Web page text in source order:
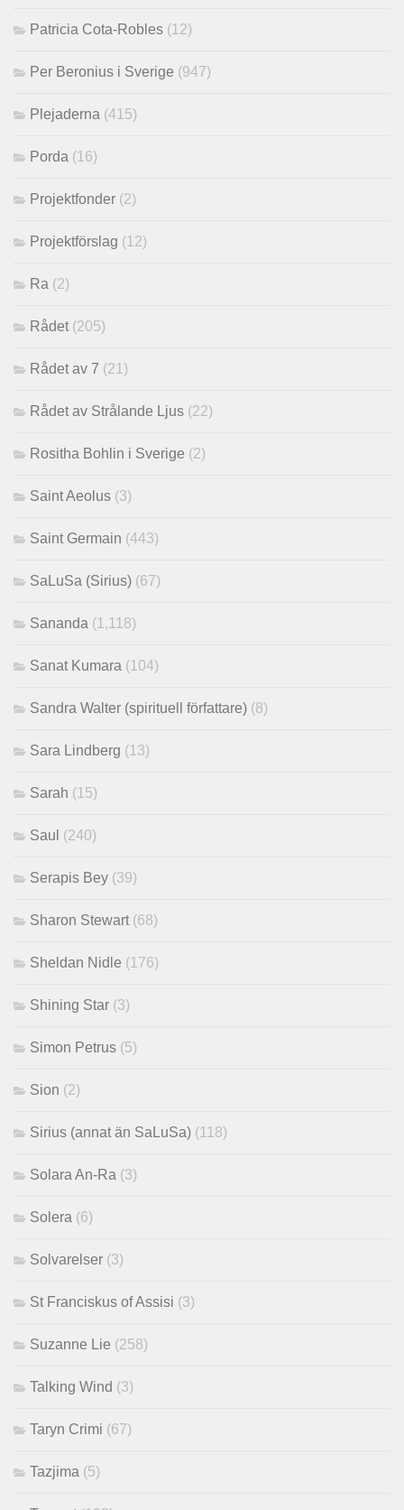
Patricia Cota-Robles (12)
Per Beronius i Sverige (947)
Plejaderna (415)
Porda (16)
Projektfonder (2)
Projektförslag (12)
Ra (2)
Rådet (205)
Rådet av 7 (21)
Rådet av Strålande Ljus (22)
Rositha Bohlin i Sverige (2)
Saint Aeolus (3)
Saint Germain (443)
SaLuSa (Sirius) (67)
Sananda (1,118)
Sanat Kumara (104)
Sandra Walter (spirituell författare) (8)
Sara Lindberg (13)
Sarah (15)
Saul (240)
Serapis Bey (39)
Sharon Stewart (68)
Sheldan Nidle (176)
Shining Star (3)
Simon Petrus (5)
Sion (2)
Sirius (annat än SaLuSa) (118)
Solara An-Ra (3)
Solera (6)
Solvarelser (3)
St Franciskus of Assisi (3)
Suzanne Lie (258)
Talking Wind (3)
Taryn Crimi (67)
Tazjima (5)